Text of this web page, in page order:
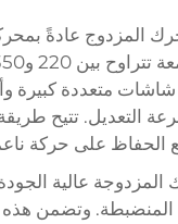
المزدوج عادةً
متعددة كبيرة
التعديل. تتيح
الحفاظ على حركة
المنضبطة. وتضمن